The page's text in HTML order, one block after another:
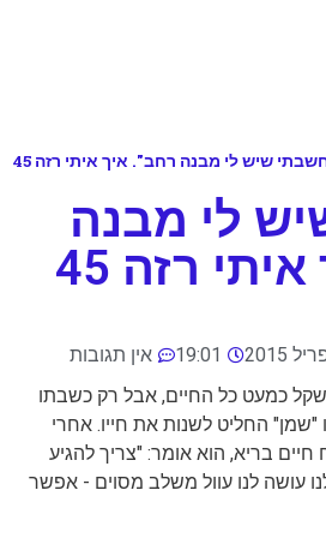
"חשבתי שיש לי מבנה רחב". איך איתי רזה 45
לי מבנה
רחב". איך איתי רזה 45
19:01
אין תגובות
כמעט כל החיים, אבל רק כשבתו
החליט לשנות את חייו. אחרי
אורח חיים בריא, הוא אומר: "צריך להגיע
עושה לנו עוול משלב מסוים - אפשר